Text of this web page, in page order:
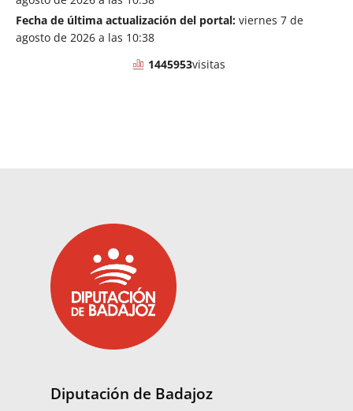
Fecha de última actualización del portal: viernes 7 de
agosto de 2026 a las 10:38
1445953visitas
Diputación de Badajoz